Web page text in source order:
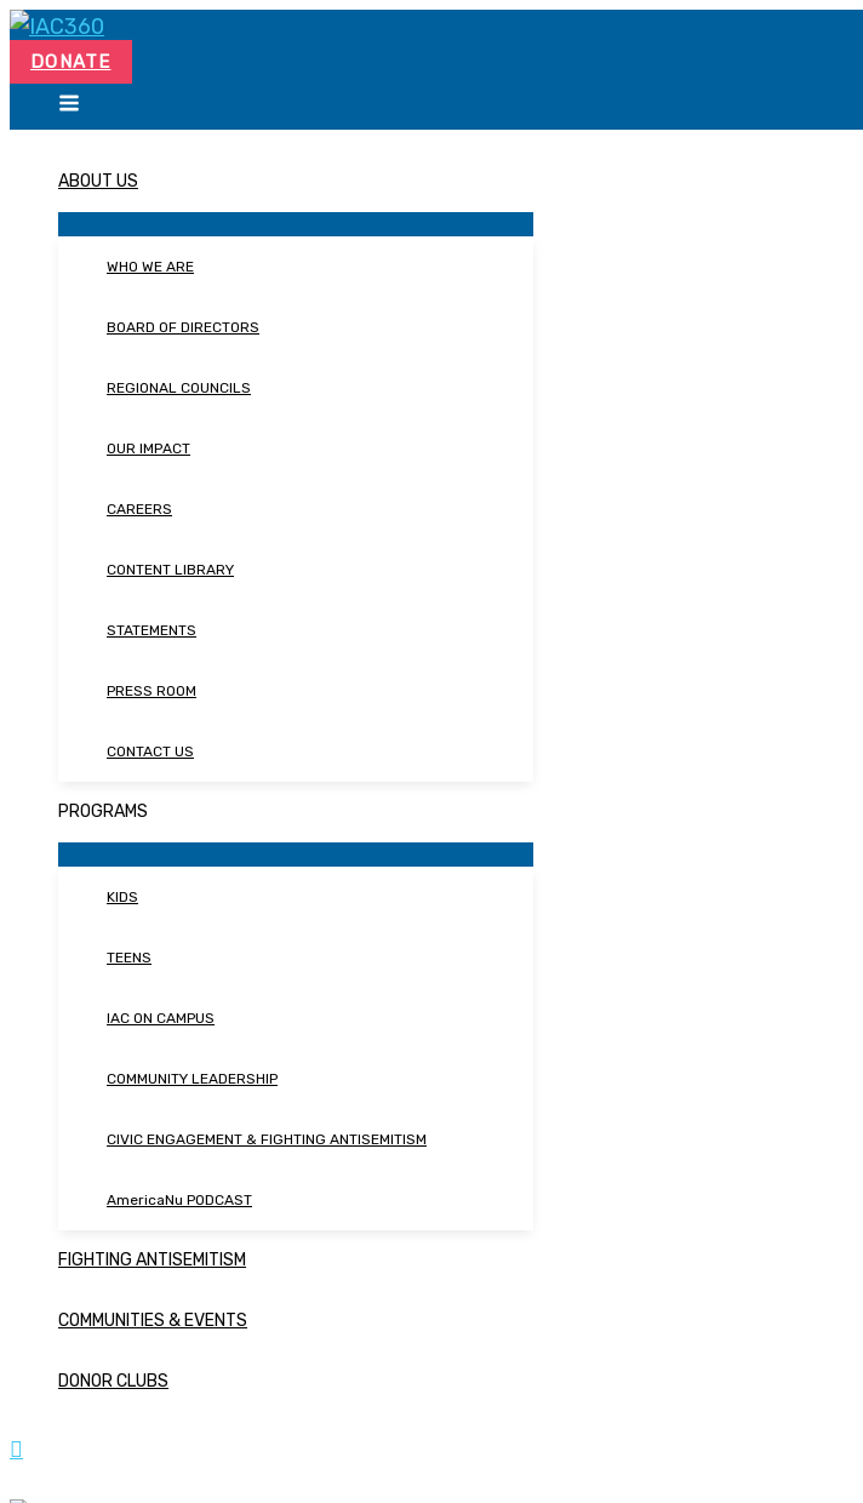
Skip
content
DONATE
ABOUT US
WHO WE ARE
BOARD OF DIRECTORS
REGIONAL COUNCILS
OUR IMPACT
CAREERS
CONTENT LIBRARY
STATEMENTS
PRESS ROOM
CONTACT US
PROGRAMS
KIDS
TEENS
IAC ON CAMPUS
COMMUNITY LEADERSHIP
CIVIC ENGAGEMENT & FIGHTING ANTISEMITISM
AmericaNu PODCAST
FIGHTING ANTISEMITISM
COMMUNITIES & EVENTS
DONOR CLUBS
Search...